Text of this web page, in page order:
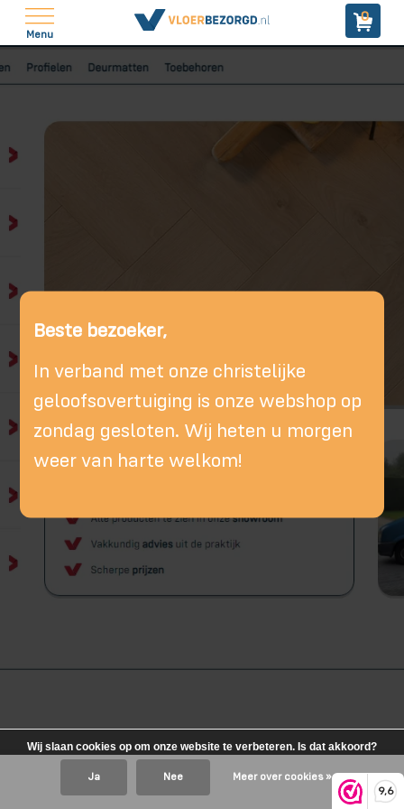
9,6
Menu
0
Beste bezoeker,
In verband met onze christelijke
geloofsovertuiging is onze webshop op
zondag gesloten. Wij heten u morgen
weer van harte welkom!
Wij slaan cookies op om onze website te verbeteren. Is dat akkoord?
Ja Nee Meer over cookies »